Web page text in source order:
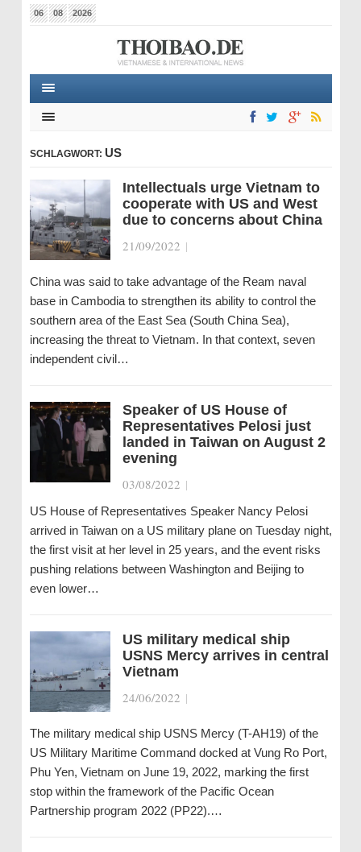
06 08 2026
SCHLAGWORT: US
Intellectuals urge Vietnam to
cooperate with US and West
due to concerns about China
21/09/2022 |
China was said to take advantage of the Ream naval
base in Cambodia to strengthen its ability to control the
southern area of ​​the East Sea (South China Sea),
increasing the threat to Vietnam. In that context, seven
independent civil…
Speaker of US House of
Representatives Pelosi just
landed in Taiwan on August 2
evening
03/08/2022 |
US House of Representatives Speaker Nancy Pelosi
arrived in Taiwan on a US military plane on Tuesday night,
the first visit at her level in 25 years, and the event risks
pushing relations between Washington and Beijing to
even lower…
US military medical ship
USNS Mercy arrives in central
Vietnam
24/06/2022 |
The military medical ship USNS Mercy (T-AH19) of the
US Military Maritime Command docked at Vung Ro Port,
Phu Yen, Vietnam on June 19, 2022, marking the first
stop within the framework of the Pacific Ocean
Partnership program 2022 (PP22).…